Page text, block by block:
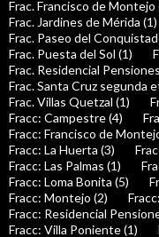
Frac. Francisco de Montejo
Frac. Jardines de Mérida (1)
Frac. Paseo del
Frac. Puesta del Sol (1)
Frac. Residencial
Frac. Santa Cruz segunda
Frac. Villas Quetzal (1)
Fracc: Campestre (4)
Fracc: Francisco de
Fracc: La Huerta (3)
Fracc: Las Palmas (1)
Fracc: Loma Bonita (5)
Fracc: Montejo (2)
Fracc: Residencial
Fracc: Villa Poniente (1)